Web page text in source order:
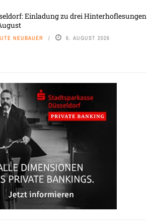
Einladung zu drei Hinterhoflesungen
UTE NEUBAUER 6. AUGUST 2026